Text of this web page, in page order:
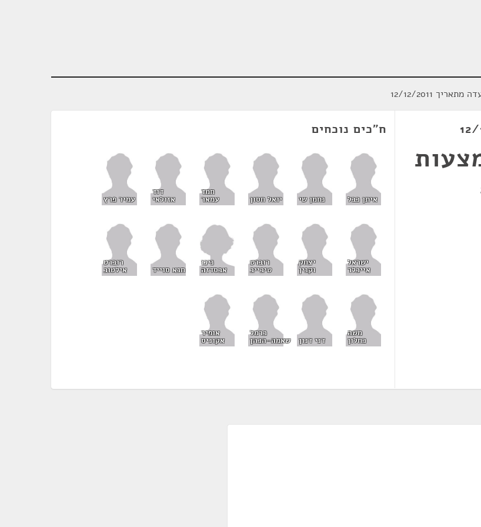
12/12/2011
ח"כים נוכחים
איתן כבל נחמן שי יואל חסון
חמד
עמאר
דוד
אזולאי עמיר פרץ
ישראל
אייכלר
יצחק
וקנין
רוברט
טיבייב
נינו
אבסדזה חנא סוייד
רוברט
אילטוב
משה
כחלון דני דנון
כרמל
שאמה-הכהן
אופיר
אקוניס